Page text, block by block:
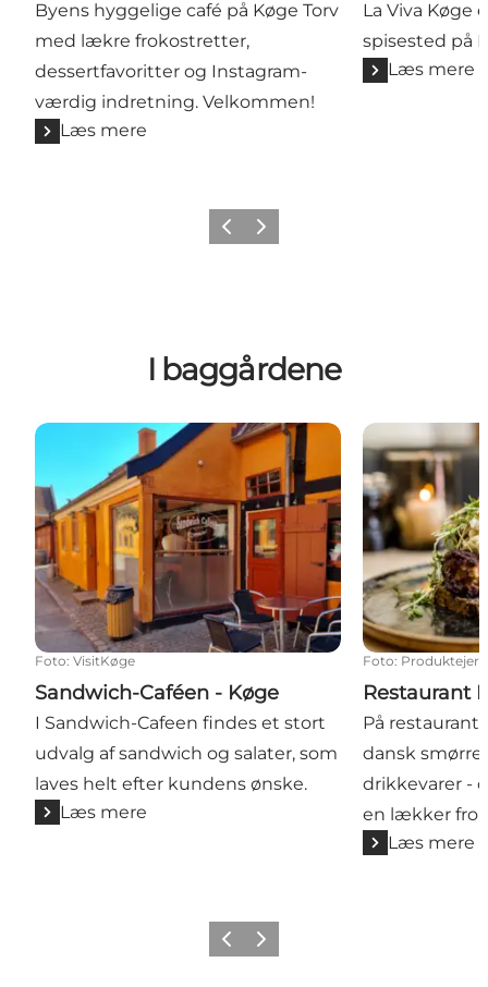
Byens hyggelige café på Køge Torv
med lækre frokostretter,
dessertfavoritter og Instagram-
værdig indretning. Velkommen!
Læs mere
La Viva Køge
spisested på
Læs mere
Forrige billede
Næste billede
I baggårdene
Sandwich-Caféen - Køge
Foto: VisitKøge
Sandwich-Caféen - Køge
I Sandwich-Cafeen findes et stort
udvalg af sandwich og salater, som
laves helt efter kundens ønske.
Læs mere
Restaurant
Foto: Produktejer
Restaurant
På restaurant
dansk
drikkevarer -
en lækker
Læs mere
Forrige billede
Næste billede